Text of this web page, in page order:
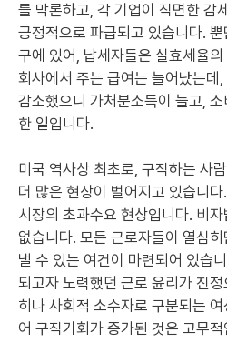
를 막론하고, 각 기업이 직면한 감
긍정적으로 파급되고 있습니다.
구에 있어, 납세자들은 실효세율
회사에서 주는 급여는 늘어났는데
감소했으니 가처분소득이 늘고,
한 일입니다.
미국 역사상 최초로, 구직하는 사
더 많은 현상이 벌어지고 있습니
시장의 초과수요 현상입니다. 비
없습니다. 모든 근로자들이 열심
낼 수 있는 여건이 마련되어 있습
되고자 노력했던 근로 윤리가 진
히나 사회적 소수자로 구분되는
어 구직기회가 증가된 것은 고무